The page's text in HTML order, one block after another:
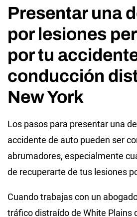
Presentar una
por lesiones
por tu
conducción
New York
Los pasos para presentar una
accidente de auto pueden ser
abrumadores, especialmente
de recuperarte de tus lesiones
Cuando trabajas con un
tráfico distraído de White Plains